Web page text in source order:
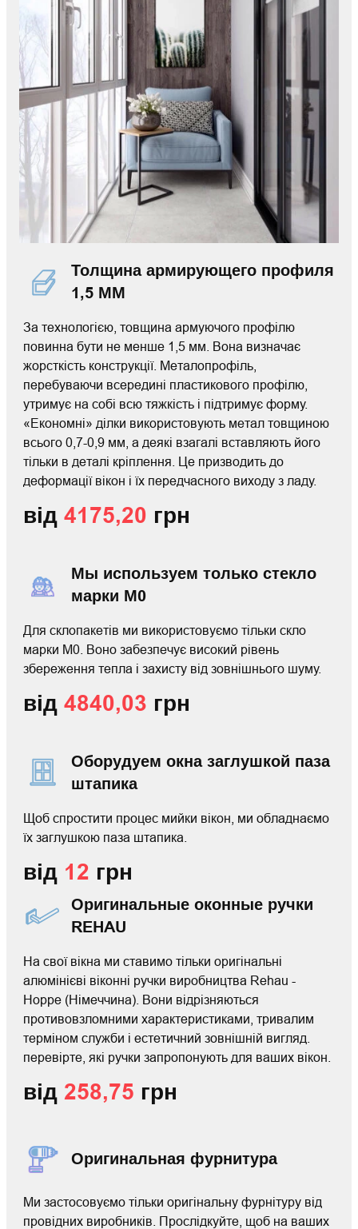
Толщина армирующего профиля
1,5 ММ
За технологією, товщина армуючого профілю
повинна бути не менше 1,5 мм. Вона визначає
жорсткість конструкції. Металопрофіль,
перебуваючи всередині пластикового профілю,
утримує на собі всю тяжкість і підтримує форму.
«Економні» ділки використовують метал товщиною
всього 0,7-0,9 мм, а деякі взагалі вставляють його
тільки в деталі кріплення. Це призводить до
деформації вікон і їх передчасного виходу з ладу.
від 4175,20 грн
Мы используем только стекло
марки М0
Для склопакетів ми використовуємо тільки скло
марки М0. Воно забезпечує високий рівень
збереження тепла і захисту від зовнішнього шуму.
від 4840,03 грн
Оборудуем окна заглушкой паза
штапика
Щоб спростити процес мийки вікон, ми обладнаємо
їх заглушкою паза штапика.
від 12 грн
Оригинальные оконные ручки
REHAU
На свої вікна ми ставимо тільки оригінальні
алюмінієві віконні ручки виробництва Rehau -
Hoppe (Німеччина). Вони відрізняються
противовзломними характеристиками, тривалим
терміном служби і естетичний зовнішній вигляд.
перевірте, які ручки запропонують для ваших вікон.
від 258,75 грн
Оригинальная фурнитура
Ми застосовуємо тільки оригінальну фурнітуру від
провідних виробників. Прослідкуйте, щоб на ваших